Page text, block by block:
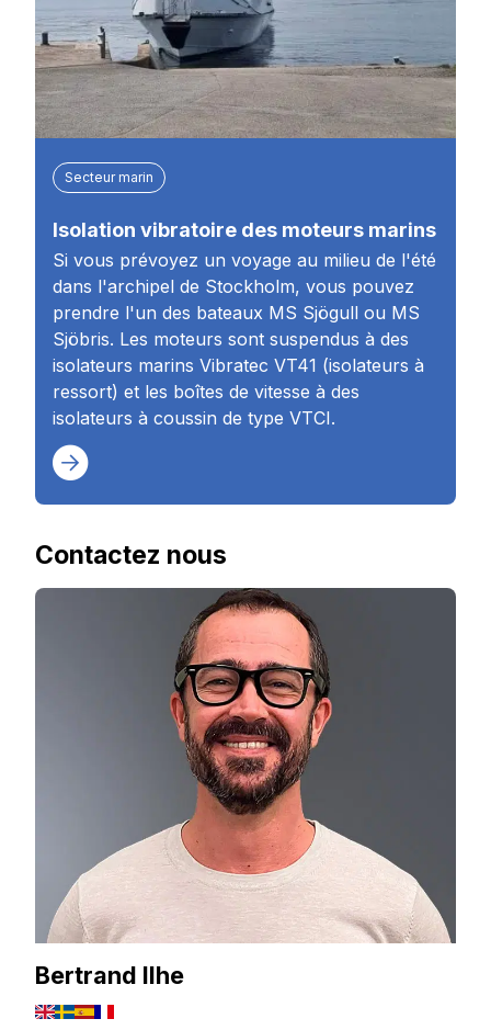
Secteur marin
Isolation vibratoire des moteurs marins
Si vous prévoyez un voyage au milieu de l'été
dans l'archipel de Stockholm, vous pouvez
prendre l'un des bateaux MS Sjögull ou MS
Sjöbris. Les moteurs sont suspendus à des
isolateurs marins Vibratec VT41 (isolateurs à
ressort) et les boîtes de vitesse à des
isolateurs à coussin de type VTCI.
Contactez nous
Bertrand Ilhe